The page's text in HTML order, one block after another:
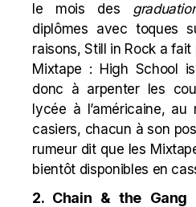
le mois des
diplômes avec toques
raisons, Still in Rock a
Mixtape : High School
donc à arpenter les
lycée à l’américaine,
casiers, chacun à son
rumeur dit que les
bientôt disponibles en
2. Chain & the Gang